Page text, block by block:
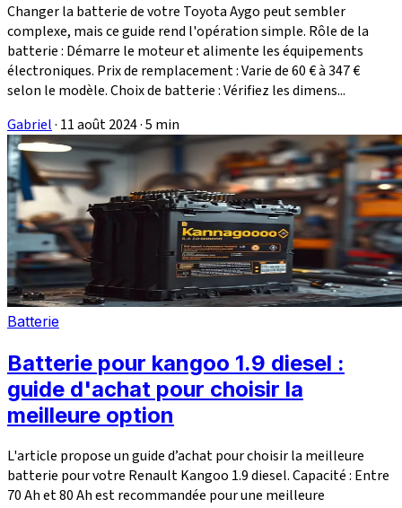
Changer la batterie de votre Toyota Aygo peut sembler
complexe, mais ce guide rend l'opération simple. Rôle de la
batterie : Démarre le moteur et alimente les équipements
électroniques. Prix de remplacement : Varie de 60 € à 347 €
selon le modèle. Choix de batterie : Vérifiez les dimens...
Gabriel· 11 août 2024·5 min
Batterie
Batterie pour kangoo 1.9 diesel :
guide d'achat pour choisir la
meilleure option
L'article propose un guide d’achat pour choisir la meilleure
batterie pour votre Renault Kangoo 1.9 diesel. Capacité : Entre
70 Ah et 80 Ah est recommandée pour une meilleure